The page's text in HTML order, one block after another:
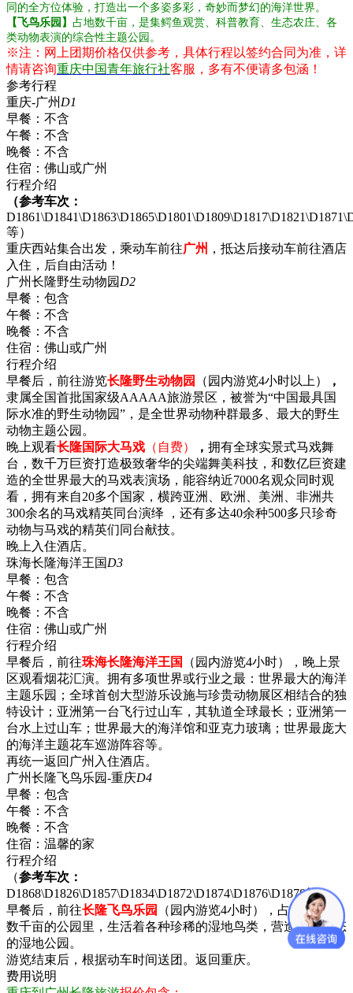
同的全方位体验，打造出一个多姿多彩，奇妙而梦幻的海洋世界。
【飞鸟乐园】 占地数千亩，是集鳄鱼观赏、科普教育、生态农庄、各
类动物表演的综合性主题公园。
※注：网上团期价格仅供参考，具体行程以签约合同为准，详
情请咨询重庆中国青年旅行社客服，多有不便请多包涵！
参考行程
重庆-广州 D1
早餐： 不含
午餐： 不含
晚餐： 不含
住宿： 佛山或广州
行程介绍
（参考车次：
等）
重庆西站集合出发，乘动车前往广州 ，抵达后接动车前往酒店
入住，后自由活动！
广州长隆野生动物园 D2
早餐： 包含
午餐： 不含
晚餐： 不含
住宿： 佛山或广州
行程介绍
早餐后，前往游览长隆野生动物园 （园内游览4小时以上）
，
隶属全国首批国家级AAAAA旅游景区，被誉为“中国最具国
际水准的野生动物园”，是全世界动物种群最多、最大的野生
动物主题公园。
晚上观看长隆国际大马戏 （自费） ， 拥有全球实景式马戏舞
台，数千万巨资打造极致奢华的尖端舞美科技，和数亿巨资建
造的全世界最大的马戏表演场，能容纳近7000名观众同时观
看，拥有来自20多个国家，横跨亚洲、欧洲、美洲、非洲共
300余名的马戏精英同台演绎 ，还有多达40余种500多只珍奇
动物与马戏的精英们同台献技。
晚上入住酒店。
珠海长隆海洋王国D3
早餐： 包含
午餐： 不含
晚餐： 不含
住宿： 佛山或广州
行程介绍
早餐后，前往珠海长隆海洋王国
（园内游览4小时），晚上景
区观看烟花汇演。拥有多项世界或行业之最：世界最大的海洋
主题乐园；全球首创大型游乐设施与珍贵动物展区相结合的独
特设计；亚洲第一台飞行过山车，其轨道全球最长；亚洲第一
台水上过山车；世界最大的海洋馆和亚克力玻璃；世界最庞大
的海洋主题花车巡游阵容等。
再统一返回广州入住酒店。
广州长隆飞鸟乐园-重庆D4
早餐： 包含
午餐： 不含
晚餐： 不含
住宿： 温馨的家
行程介绍
（参考车次：
D1868\D1826\D1857\D1834\D1872\D1874\D1876\D1878等）
早餐后，前往长隆飞鸟乐园
（园内游览4小时），占地面积达
数千亩的公园里，生活着各种珍稀的湿地鸟类，营造自然生态
的湿地公园。
游览结束后，根据动车时间送团。返回重庆。
费用说明